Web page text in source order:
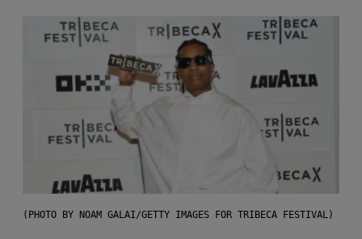
(PHOTO BY NOAM GALAI/GETTY IMAGES FOR TRIBECA FESTIVAL)